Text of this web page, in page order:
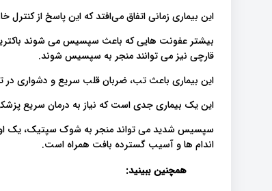
این بیماری زمانی اتفاق می‌افتد که این پاسخ از
قارچی نیز می توانند منجر به سپسیس شوند.
این بیماری باعث تب، ضربان قلب سریع و دشواری در
این یک بیماری جدی است که نیاز به درمان سریع
سپسیس شدید می تواند منجر به شوک سپتیک، یک
اندام ها و آسیب گسترده بافت همراه است.
همچنین ببینید: